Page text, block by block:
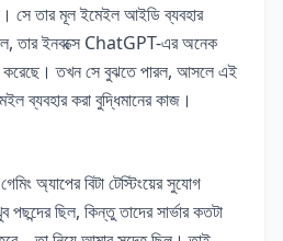
সে তার মূল ইমেইল আইডি ব্যবহার
তার ইনবক্সে ChatGPT-এর অনেক
তখন সে বুঝতে পারল, আসলে এই
ব্যবহার করা বুদ্ধিমানের কাজ।
অ্যাপের বিটা টেস্টিংয়ের সুযোগ
ছিল, কিন্তু তাদের সার্ভার কতটা